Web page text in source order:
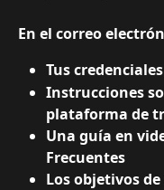
En el correo
Tus
Instrucciones
plataforma de
Una guía en
Frecuentes
Los objetivos